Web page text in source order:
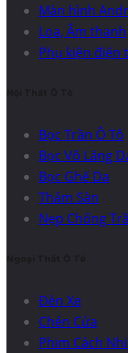
Màn hình
Loa, Âm thanh
Phụ kiện điện
Bọc Trần Ô Tô
Bọc Vô Lăng
Bọc Ghế Da
Thảm Sàn
Nẹp Chống
Đèn Xe
Chén Cửa
Phim Cách